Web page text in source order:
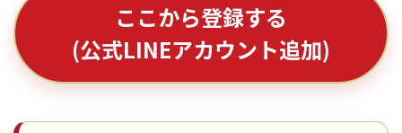
ここから登録する
(公式LINEアカウント追加)